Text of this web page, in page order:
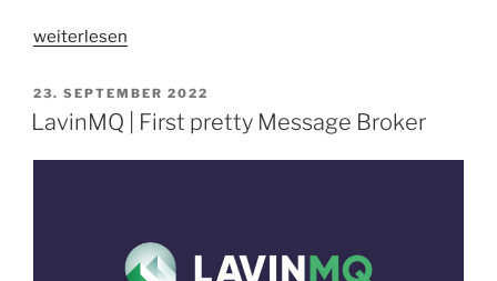
„Shopware
|
Message
weiterlesen
VERÖFFENTLICHT
AM
23. SEPTEMBER 2022
LavinMQ | First pretty Message Broker